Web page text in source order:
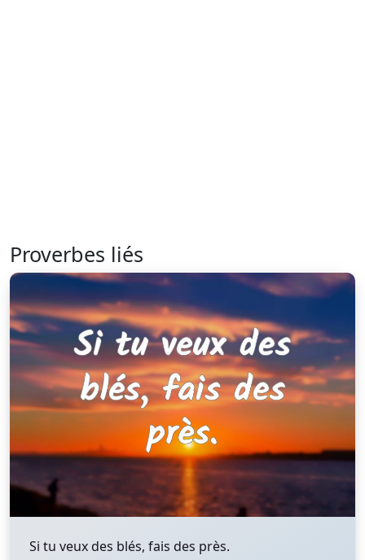
Proverbes liés
Si tu veux des blés, fais des près.